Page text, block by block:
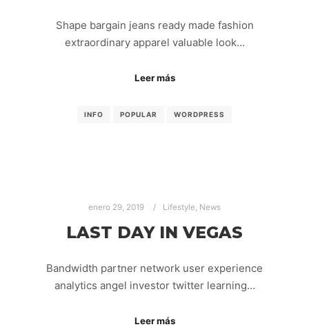
Shape bargain jeans ready made fashion
extraordinary apparel valuable look…
Leer más
INFO POPULAR WORDPRESS
enero 29, 2019 Lifestyle, News
LAST DAY IN VEGAS
Bandwidth partner network user experience
analytics angel investor twitter learning…
Leer más